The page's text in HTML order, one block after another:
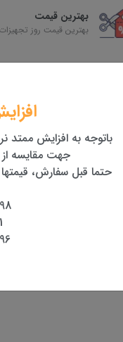
بهترین قیمت
بهترین قیمت روز تجهیزات
باتوجه به افزایش ممتد
جهت مقایسه
حتما قبل سفارش،